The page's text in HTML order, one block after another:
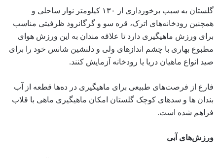
گلستان به سبب برخورداری از ۱۳۰ کیلومتر نوار ساحلی و
همچنین رودخانه‌های اترک، قره سو و گرگانرود ظرفیتی مناسب
برای ورزش ماهیگیری دارد تا علاقه مندان به این ورزش هوای
مطبوع بهاری با چشم اندازهای ولی و دلنشین شانس خود را برای
صید انواع ماهیان دریا یا رودخانه آزمایش کنند.
فارغ از فرصت‌های طبیعی برای ماهیگیری در ده‌ها قطعه از آب
بندان ها و سدهای کوچک گلستان امکان ماهیگیری ماهی با قلاب
فراهم شده است.
ورزش‌های آبی